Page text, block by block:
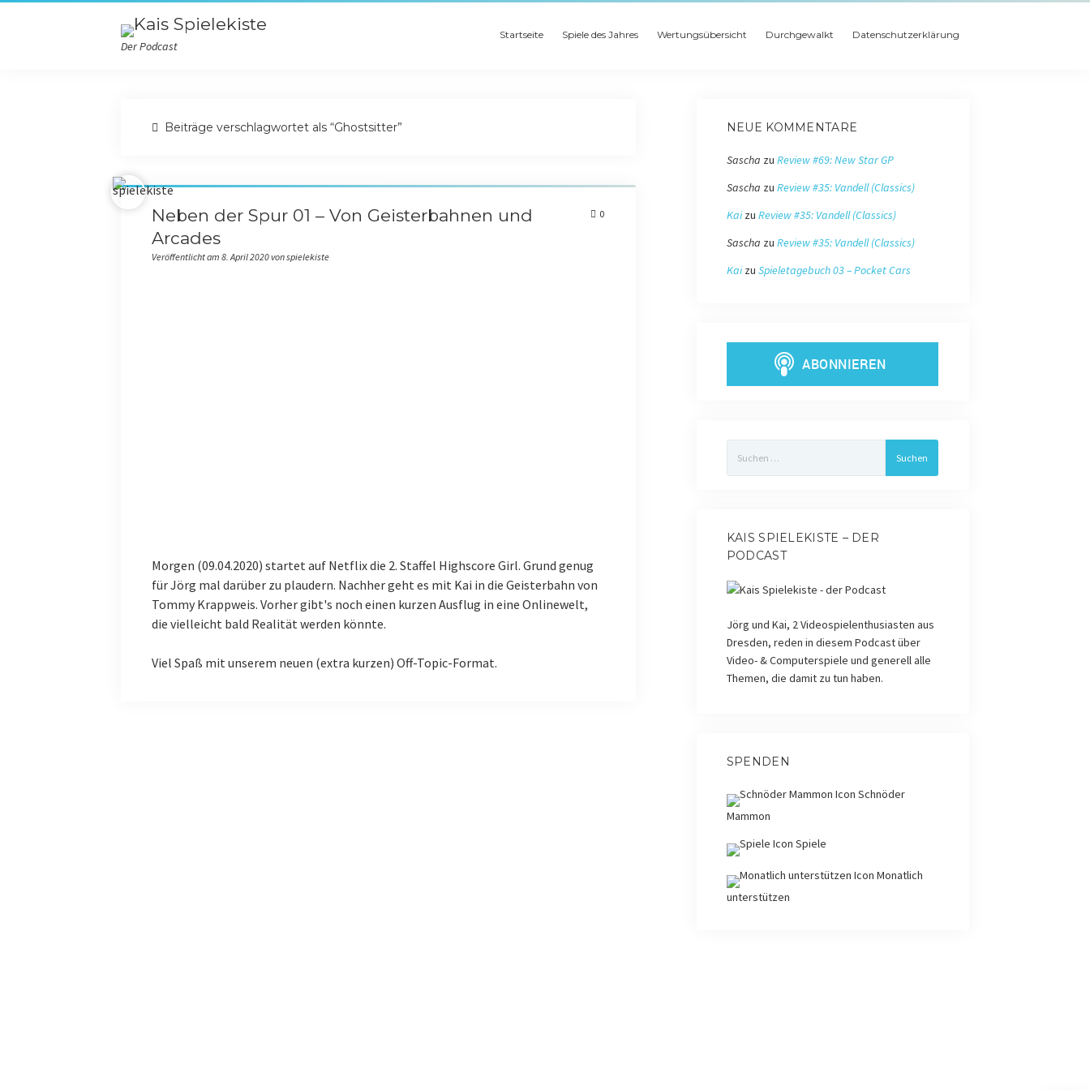
Der Podcast
Startseite Spiele des Jahres Wertungsübersicht Durchgewalkt Datenschutzerklärung
Beiträge verschlagwortet als “Ghostsitter”
Neben der Spur 01 – Von Geisterbahnen und
Arcades
Veröffentlicht am 8. April 2020 von spielekiste
0
Morgen (09.04.2020) startet auf Netflix die 2. Staffel Highscore Girl. Grund genug
für Jörg mal darüber zu plaudern. Nachher geht es mit Kai in die Geisterbahn von
Tommy Krappweis. Vorher gibt's noch einen kurzen Ausflug in eine Onlinewelt,
die vielleicht bald Realität werden könnte.
Viel Spaß mit unserem neuen (extra kurzen) Off-Topic-Format.
NEUE KOMMENTARE
Sascha zu Review #69: New Star GP
Sascha zu Review #35: Vandell (Classics)
Kaizu Review #35: Vandell (Classics)
Sascha zu Review #35: Vandell (Classics)
Kaizu Spieletagebuch 03 – Pocket Cars
nach:
KAIS SPIELEKISTE – DER
PODCAST
Jörg und Kai, 2 Videospielenthusiasten aus
Dresden, reden in diesem Podcast über
Video- & Computerspiele und generell alle
Themen, die damit zu tun haben.
SPENDEN
Schnöder
Mammon
Spiele
Monatlich
unterstützen